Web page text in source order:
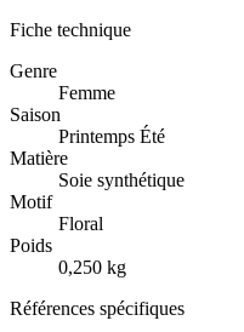
Fiche technique
Genre
Femme
Saison
Printemps Été
Matière
Soie synthétique
Motif
Floral
Poids
0,250 kg
Références spécifiques